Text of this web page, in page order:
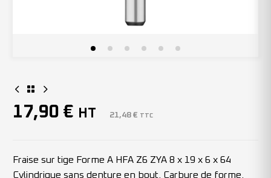
17,90 € HT 21,48 € TTC
Fraise sur tige Forme A HFA Z6 ZYA 8 x 19 x 6 x 64
Cylindrique sans denture en bout. Carbure de forme.